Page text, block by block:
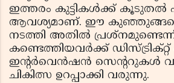
ഇത്തരം കുട്ടികള്‍ക്ക് കൂടുതല്‍
ആവശ്യമാണ്. ഈ
നടത്തി അതില്‍
കണ്ടെത്തിയവര്‍ക്ക്
ഇന്റര്‍വെന്‍ഷന്‍ സെന്ററുകള്‍
ചികിത്സ ഉറപ്പാക്കി വരുന്നു.